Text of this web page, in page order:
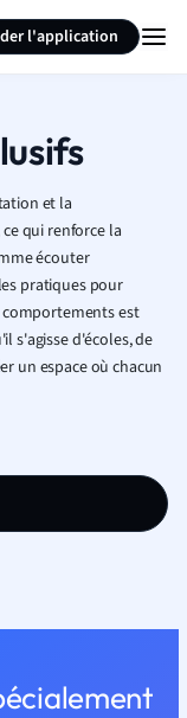
l'application
et la
qui renforce la
écouter
pratiques pour
est
s'agisse d'écoles, de
un espace où chacun
la page